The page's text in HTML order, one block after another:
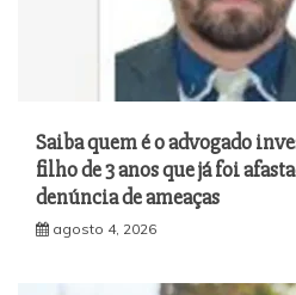
Saiba quem é o advogado
filho de 3 anos que já foi
denúncia de ameaças
agosto 4, 2026